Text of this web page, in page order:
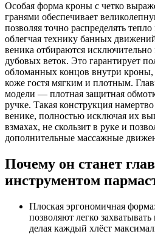
Особая форма кроны с четко
гранями обеспечивает
позволяя точно распределять
облегчая технику банных
веника отбираются
дубовых веток. Это гарантирует
обломанных концов внутри кроны,
коже гостя мягким и плотным.
модели — плотная защитная
ручке. Такая конструкция
венике, полностью исключая их
взмахах, не скользит в руке и
дополнительные массажные
Почему он станет
инструментом
Плоская эргономичная форма:
позволяют легко
делая каждый хлёст